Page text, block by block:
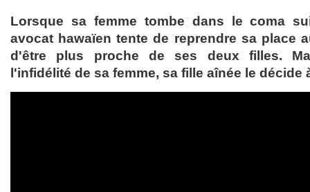
Lorsque sa femme tombe dans le coma
avocat hawaïen tente de reprendre sa place
d'être plus proche de ses deux filles.
l'infidélité de sa femme, sa fille aînée le décide